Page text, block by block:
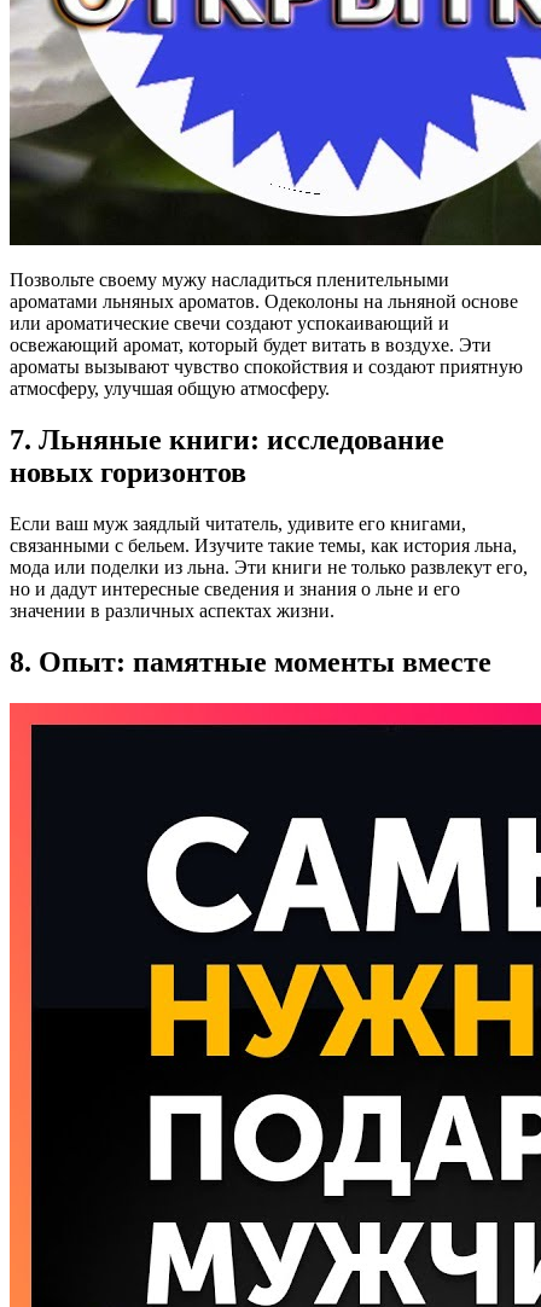
Позвольте своему мужу насладиться пленительными
ароматами льняных ароматов. Одеколоны на льняной основе
или ароматические свечи создают успокаивающий и
освежающий аромат, который будет витать в воздухе. Эти
ароматы вызывают чувство спокойствия и создают приятную
атмосферу, улучшая общую атмосферу.
7. Льняные книги: исследование
новых горизонтов
Если ваш муж заядлый читатель, удивите его книгами,
связанными с бельем. Изучите такие темы, как история льна,
мода или поделки из льна. Эти книги не только развлекут его,
но и дадут интересные сведения и знания о льне и его
значении в различных аспектах жизни.
8. Опыт: памятные моменты вместе